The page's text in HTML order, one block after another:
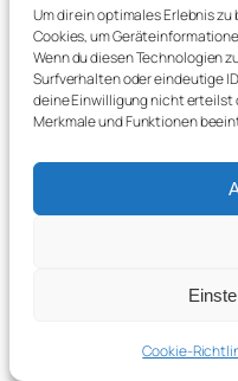
Um dir ein optimales Erlebnis
Cookies, um
Wenn du diesen Technologien
Surfverhalten oder eindeutige
deine Einwilligung nicht
Merkmale und Funktionen
Cookie-
← 6 Stunden
Ausdauer
Radsport und
Datenschutz